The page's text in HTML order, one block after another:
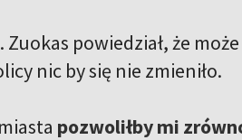
powiedział, że
nic by się nie zmieniło.
pozwoliłby mi